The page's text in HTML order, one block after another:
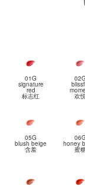
01G
signature
red
标志红
02G
欢
05G
blush beige
含羞
06G
honey
蜜